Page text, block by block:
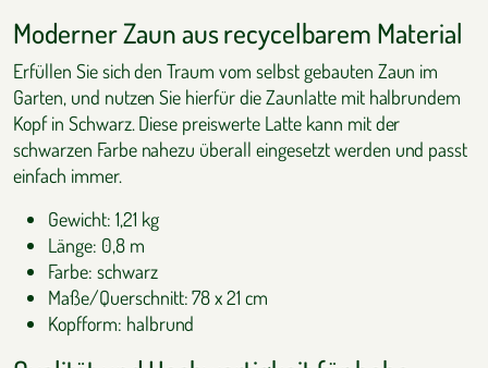
Moderner Zaun aus recycelbarem Material
Erfüllen Sie sich den Traum vom selbst gebauten Zaun im
Garten, und nutzen Sie hierfür die Zaunlatte mit halbrundem
Kopf in Schwarz. Diese preiswerte Latte kann mit der
schwarzen Farbe nahezu überall eingesetzt werden und passt
einfach immer.
Gewicht: 1,21 kg
Länge: 0,8 m
Farbe: schwarz
Maße/Querschnitt: 78 x 21 cm
Kopfform: halbrund